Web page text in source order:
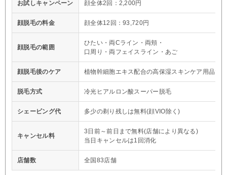
お試しキャンペーン 顔全体2回：2,200円
顔脱毛の料金 顔全体12回：93,720円
顔脱毛の範囲
ひたい・両Cライン・両頬・
口周り・両フェイスライン・あご
顔脱毛後のケア 植物幹細胞エキス配合の高保湿スキンケア用品で
脱毛方式 冷光ヒアルロン酸スーパー脱毛
シェービング代 多少の剃り残しは無料(顔VIO除く)
キャンセル料
3日前～前日まで無料(店舗により異なる)
当日キャンセルは1回消化
店舗数 全国83店舗